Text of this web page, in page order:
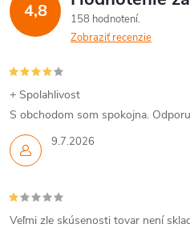
4,8
158 hodnotení
Zobraziť recenzie
9.7.2026
+ Spolahlivost
S obchodom som spokojna.
Veľmi zle skúsenosti tovar není